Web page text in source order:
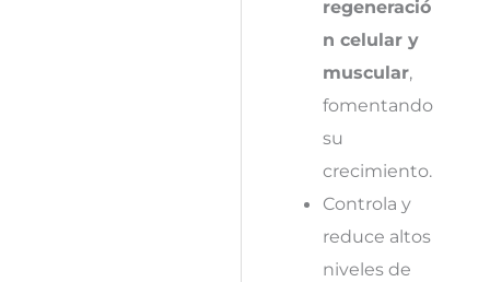
regeneració
n celular y
muscular,
fomentando
su
crecimiento.
Controla y
reduce altos
niveles de